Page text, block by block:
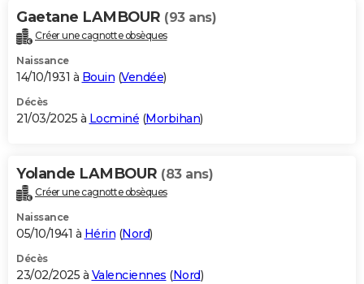
Gaetane LAMBOUR (93 ans)
Créer une cagnotte obsèques
Naissance
14/10/1931 à Bouin (Vendée)
Décès
21/03/2025 à Locminé (Morbihan)
Yolande LAMBOUR (83 ans)
Créer une cagnotte obsèques
Naissance
05/10/1941 à Hérin (Nord)
Décès
23/02/2025 à Valenciennes (Nord)